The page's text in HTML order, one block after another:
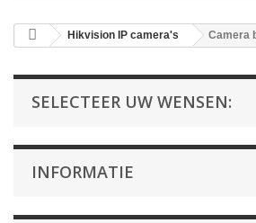
Hikvision IP camera's Camera
SELECTEER UW WENSEN:
INFORMATIE